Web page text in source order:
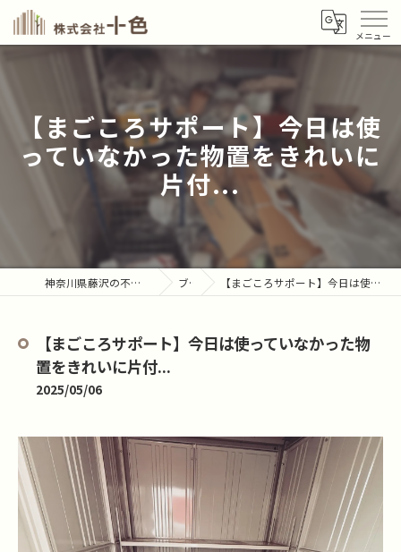
【まごころサポート】今日は使
っていなかった物置をきれいに
片付...
神奈川県藤沢の不用品回収なら株式会社十色 ブログ 【まごころサポート】今日は使っていなかった物置をきれいに片付...
【まごころサポート】今日は使っていなかった物
置をきれいに片付...
2025/05/06